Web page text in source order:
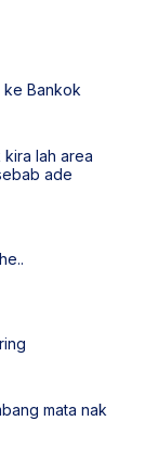
Bankok
lah area
ade
mata nak